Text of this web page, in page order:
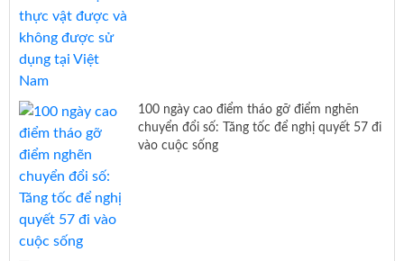
100 ngày cao điểm tháo gỡ điểm nghẽn
chuyển đổi số: Tăng tốc để nghị quyết 57 đi
vào cuộc sống